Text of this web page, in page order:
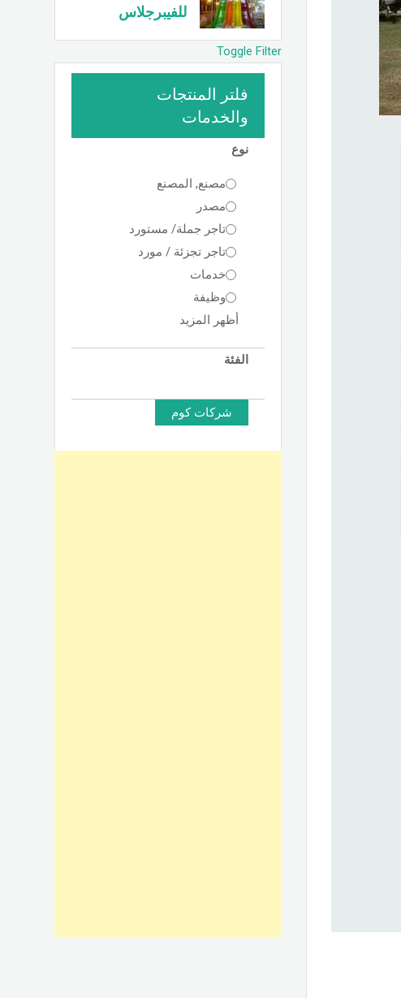
للفيبرجلاس
Toggle Filter
فلتر المنتجات
والخدمات
نوع
مصنع, المصنع
مصدر
تاجر جملة/ مستورد
تاجر تجزئة / مورد
خدمات
وظيفة
أظهر المزيد
الفئة
شركات كوم